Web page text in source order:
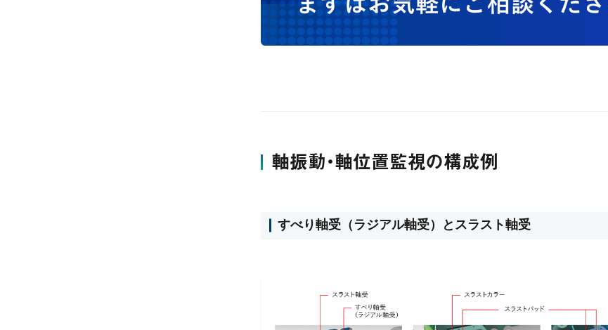
軸振動・軸位置監視の構成例
すべり軸受（ラジアル軸受）とスラスト軸受